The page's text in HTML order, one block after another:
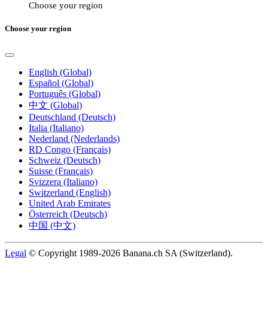
Choose your region
Choose your region
English (Global)
Español (Global)
Português (Global)
中文 (Global)
Deutschland (Deutsch)
Italia (Italiano)
Nederland (Nederlands)
RD Congo (Français)
Schweiz (Deutsch)
Suisse (Français)
Svizzera (Italiano)
Switzerland (English)
United Arab Emirates
Österreich (Deutsch)
中国 (中文)
Legal © Copyright 1989-2026 Banana.ch SA (Switzerland).